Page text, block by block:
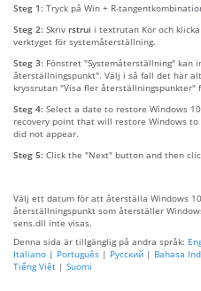
Steg 1: Tryck på Win + R-
Steg 2: Skriv rstrui i textrutan Kör och
verktyget för systemåterställning.
Steg 3: Fönstret "Systemåterställning" kan
återställningspunkt". Välj i så fall det här
kryssrutan "Visa fler
Steg 4: Select a date to restore Windows
recovery point that will restore Windows
did not appear.
Steg 5: Click the "Next" button and then
Välj ett datum för att återställa Windows
återställningspunkt som återställer
sens.dll inte visas.
Denna sida är tillgänglig på andra språk:
Italiano | Português | Русский | Bahasa
Tiếng Việt | Suomi